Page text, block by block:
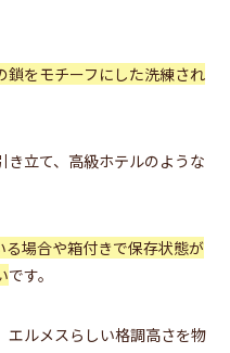
鎖をモチーフにした洗練され
立て、高級ホテルのような
る場合や箱付きで保存状態が
です。
エルメスらしい格調高さを物